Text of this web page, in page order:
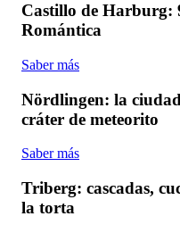
Castillo de Harburg:
Romántica
Saber más
Nördlingen: la
cráter de meteorito
Saber más
Triberg: cascadas,
la torta